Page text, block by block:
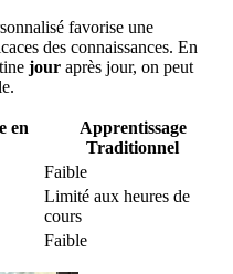
favorise une
des connaissances. En
jour après jour, on peut
en
Apprentissage
Traditionnel
Faible
Limité aux heures de
cours
Faible